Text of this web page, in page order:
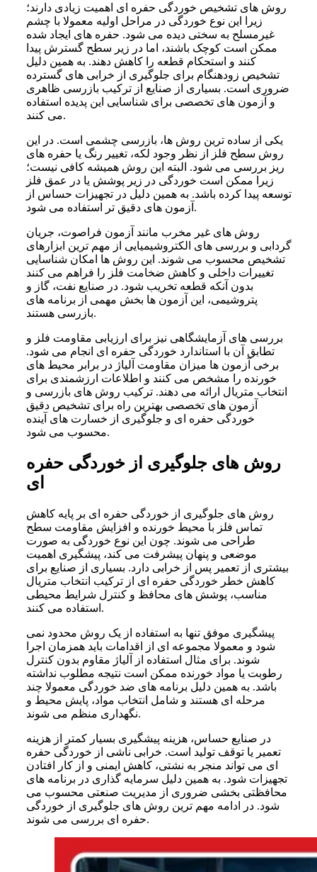
روش های تشخیص خوردگی حفره ای اهمیت زیادی دارند؛
زیرا این نوع خوردگی در مراحل اولیه معمولا با چشم
غیرمسلح به سختی دیده می شود. حفره های ایجاد شده
ممکن است کوچک باشند، اما در زیر سطح گسترش پیدا
کنند و استحکام قطعه را کاهش دهند. به همین دلیل
تشخیص زودهنگام برای جلوگیری از خرابی های گسترده
ضروری است. بسیاری از صنایع از ترکیب بازرسی ظاهری
و آزمون های تخصصی برای شناسایی این پدیده استفاده
می کنند.
یکی از ساده ترین روش ها، بازرسی چشمی است. در این
روش سطح فلز از نظر وجود لکه، تغییر رنگ یا حفره های
ریز بررسی می شود. البته این روش همیشه کافی نیست؛
زیرا ممکن است خوردگی در زیر پوشش یا در عمق فلز
توسعه پیدا کرده باشد. به همین دلیل در تجهیزات حساس از
آزمون های دقیق تر استفاده می شود.
روش های غیر مخرب مانند آزمون فراصوت، جریان
گردابی و بررسی های الکتروشیمیایی از مهم ترین ابزارهای
تشخیص محسوب می شوند. این روش ها امکان شناسایی
تغییرات داخلی و کاهش ضخامت فلز را فراهم می کنند
بدون آنکه قطعه تخریب شود. در صنایع نفت، گاز و
پتروشیمی، این آزمون ها بخش مهمی از برنامه های
بازرسی هستند.
بررسی های آزمایشگاهی نیز برای ارزیابی مقاومت فلز و
تطابق آن با استاندارد خوردگی حفره ای انجام می شود.
برخی آزمون ها میزان مقاومت آلیاژ در برابر محیط های
خورنده را مشخص می کنند و اطلاعات ارزشمندی برای
انتخاب متریال ارائه می دهند. ترکیب روش های بازرسی و
آزمون های تخصصی بهترین راه برای تشخیص دقیق
خوردگی حفره ای و جلوگیری از خسارت های آینده
محسوب می شود.
روش های جلوگیری از خوردگی حفره
ای
روش های جلوگیری از خوردگی حفره ای بر پایه کاهش
تماس فلز با محیط خورنده و افزایش مقاومت سطح
طراحی می شوند. چون این نوع خوردگی به صورت
موضعی و پنهان پیشرفت می کند، پیشگیری اهمیت
بیشتری از تعمیر پس از خرابی دارد. بسیاری از صنایع برای
کاهش خطر خوردگی حفره ای از ترکیب انتخاب متریال
مناسب، پوشش های محافظ و کنترل شرایط محیطی
استفاده می کنند.
پیشگیری موفق تنها به استفاده از یک روش محدود نمی
شود و معمولا مجموعه ای از اقدامات باید همزمان اجرا
شوند. برای مثال استفاده از آلیاژ مقاوم بدون کنترل
رطوبت یا مواد خورنده ممکن است نتیجه مطلوب نداشته
باشد. به همین دلیل برنامه های ضد خوردگی معمولا چند
مرحله ای هستند و شامل انتخاب مواد، پایش محیط و
نگهداری منظم می شوند.
در صنایع حساس، هزینه پیشگیری بسیار کمتر از هزینه
تعمیر یا توقف تولید است. خرابی ناشی از خوردگی حفره
ای می تواند منجر به نشتی، کاهش ایمنی و از کار افتادن
تجهیزات شود. به همین دلیل سرمایه گذاری در برنامه های
محافظتی بخشی ضروری از مدیریت صنعتی محسوب می
شود. در ادامه مهم ترین روش های جلوگیری از خوردگی
حفره ای بررسی می شوند.